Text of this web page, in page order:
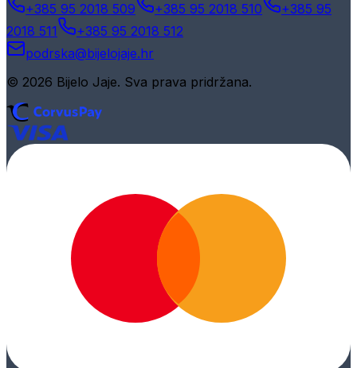
+385 95 2018 509 +385 95 2018 510
+385 95
2018 511
+385 95 2018 512
podrska@bijelojaje.hr
© 2026 Bijelo Jaje. Sva prava pridržana.